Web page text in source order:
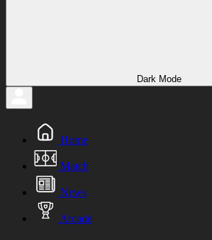
Dark Mode
Home
Match
News
Arcade